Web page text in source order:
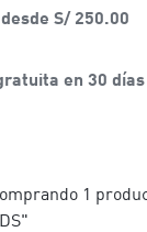
S/ 250.00
en 30 días
1